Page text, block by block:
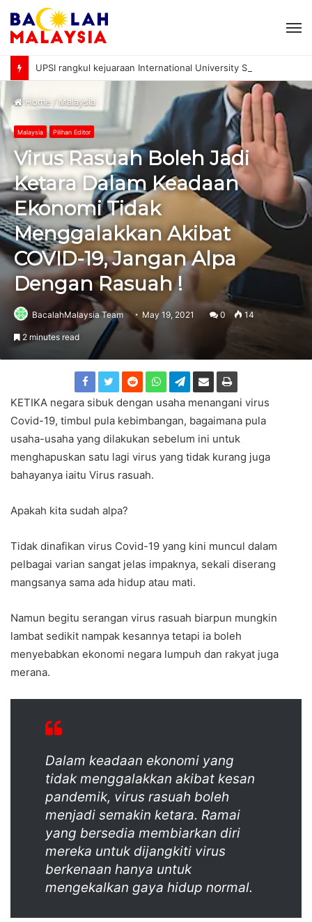
Home/Malaysia
Malaysia Pilihan Editor
Virus Rasuah Boleh Jadi
Ketara Dalam Keadaan
Ekonomi Tidak
Menggalakkan Akibat
COVID-19, Jangan Alpa
Dengan Rasuah !
BacalahMalaysia Team May 19, 2021 0 14
2 minutes read
KETIKA negara sibuk dengan usaha menangani virus
Covid-19, timbul pula kebimbangan, bagaimana pula
usaha-usaha yang dilakukan sebelum ini untuk
menghapuskan satu lagi virus yang tidak kurang juga
bahayanya iaitu Virus rasuah.
Apakah kita sudah alpa?
Tidak dinafikan virus Covid-19 yang kini muncul dalam
pelbagai varian sangat jelas impaknya, sekali diserang
mangsanya sama ada hidup atau mati.
Namun begitu serangan virus rasuah biarpun mungkin
lambat sedikit nampak kesannya tetapi ia boleh
menyebabkan ekonomi negara lumpuh dan rakyat juga
merana.
Dalam keadaan ekonomi yang
tidak menggalakkan akibat kesan
pandemik, virus rasuah boleh
menjadi semakin ketara. Ramai
yang bersedia membiarkan diri
mereka untuk dijangkiti virus
berkenaan hanya untuk
mengekalkan gaya hidup normal.